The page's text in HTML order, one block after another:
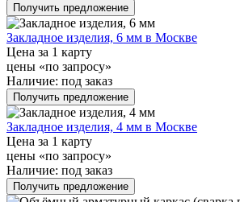
Получить предложение
Закладное изделия, 6 мм в Москве
Цена за 1 карту
цены «по запросу»
Наличие: под заказ
Получить предложение
Закладное изделия, 4 мм в Москве
Цена за 1 карту
цены «по запросу»
Наличие: под заказ
Получить предложение